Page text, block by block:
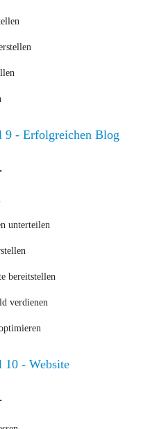
9 - Erfolgreichen Blog
unterteilen
bereitstellen
verdienen
10 - Website